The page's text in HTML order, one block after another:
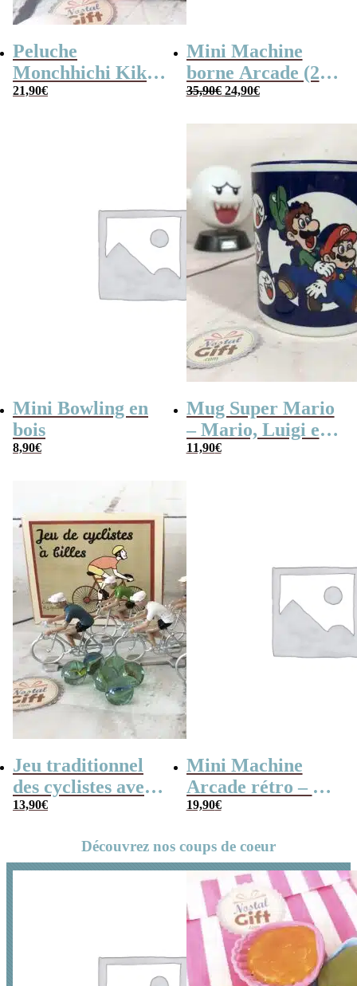
Peluche
Monchhichi Kiki
l’original (20 cm)
21,90€
Mini Machine
borne Arcade (240
jeux)
35,90€ Le
24,90€Le
Mini Bowling en
bois
8,90€
Mug Super Mario
– Mario, Luigi et
Boo
11,90€
Jeu traditionnel
des cyclistes avec
billes – billes et
13,90€
Mini Machine
Arcade rétro – 26
jeux et 99 niveaux
19,90€
Découvrez nos coups de coeur